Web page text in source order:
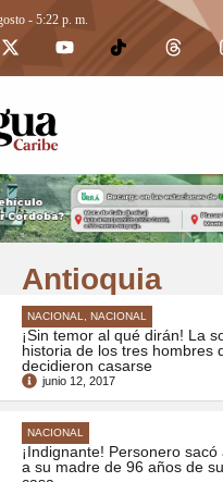
- 5:22 p. m.
Antioquia
NACIONAL, NACIONAL
¡Sin temor al qué dirán! La
historia de los tres hombres
decidieron casarse
junio 12, 2017
NACIONAL
¡Indignante! Personero sacó
a su madre de 96 años de